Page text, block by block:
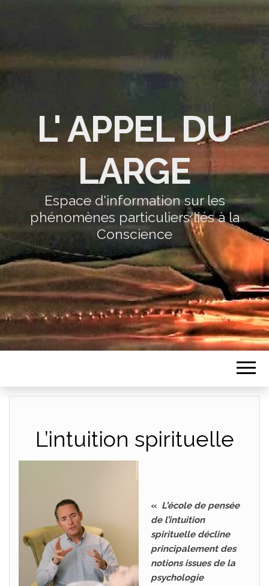
L' APPEL DU
LARGE
Espace d'information sur les
phénomènes particuliers liés à la
Conscience
L’intuition spirituelle
« L’école de pensée
de l’intuition
spirituelle décline
principalement des
notions issues de la
psychologie